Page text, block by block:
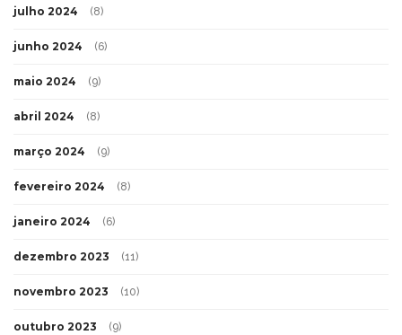
julho 2024 (8)
junho 2024 (6)
maio 2024 (9)
abril 2024 (8)
março 2024 (9)
fevereiro 2024 (8)
janeiro 2024 (6)
dezembro 2023 (11)
novembro 2023 (10)
outubro 2023 (9)